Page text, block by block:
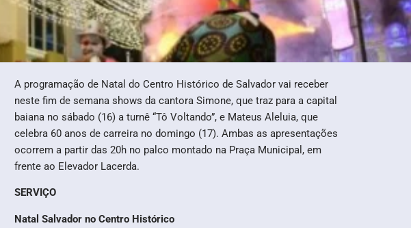
A programação de Natal do Centro Histórico de Salvador vai receber
neste fim de semana shows da cantora Simone, que traz para a capital
baiana no sábado (16) a turnê “Tô Voltando”, e Mateus Aleluia, que
celebra 60 anos de carreira no domingo (17). Ambas as apresentações
ocorrem a partir das 20h no palco montado na Praça Municipal, em
frente ao Elevador Lacerda.
SERVIÇO
Natal Salvador no Centro Histórico